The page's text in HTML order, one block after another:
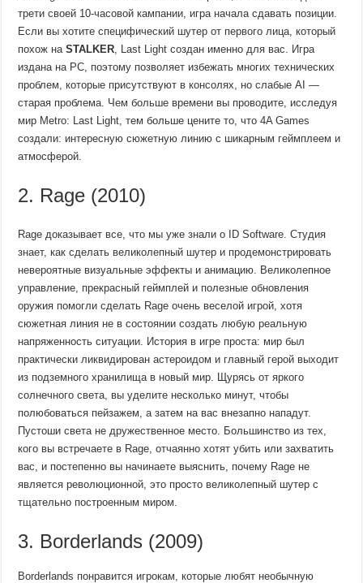
трети своей 10-часовой кампании, игра начала сдавать позиции.
Если вы хотите специфический шутер от первого лица, который
похож наSTALKER , Last Light создан именно для вас. Игра
издана на PC, поэтому позволяет избежать многих технических
проблем, которые присутствуют в консолях, но слабые AI —
старая проблема. Чем больше времени вы проводите, исследуя
мир Metro: Last Light, тем больше цените то, что 4A Games
создали: интересную сюжетную линию с шикарным геймплеем и
атмосферой.
2. Rage (2010)
Rage доказывает все, что мы уже знали о ID Software. Студия
знает, как сделать великолепный шутер и продемонстрировать
невероятные визуальные эффекты и анимацию. Великолепное
управление, прекрасный геймплей и полезные обновления
оружия помогли сделать Rage очень веселой игрой, хотя
сюжетная линия не в состоянии создать любую реальную
напряженность ситуации. История в игре проста: мир был
практически ликвидирован астероидом и главный герой выходит
из подземного хранилища в новый мир. Щурясь от яркого
солнечного света, вы уделите несколько минут, чтобы
полюбоваться пейзажем, а затем на вас внезапно нападут.
Пустоши света не дружественное место. Большинство из тех,
кого вы встречаете в Rage, отчаянно хотят убить или захватить
вас, и постепенно вы начинаете выяснить, почему Rage не
является революционной, это просто великолепный шутер с
тщательно построенным миром.
3. Borderlands (2009)
Borderlands понравится игрокам, которые любят необычную